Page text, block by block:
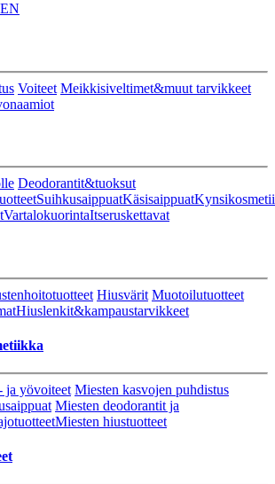
Voiteet Meikkisiveltimet&muut tarvikkeet
Deodorantit&tuoksut
SuihkusaippuatKäsisaippuat
VartalokuorintaItseruskettavat
Hiusvärit Muotoilutuotteet
Hiuslenkit&kampaustarvikkeet
ja yövoiteet Miesten kasvojen puhdistus
Miesten deodorantit ja
Miesten hiustuotteet